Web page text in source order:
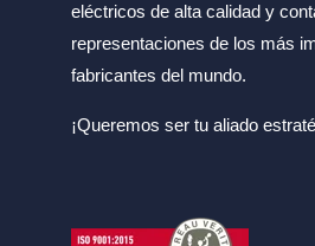
eléctricos de alta calidad y
representaciones de los más
fabricantes del mundo.
¡Queremos ser tu aliado